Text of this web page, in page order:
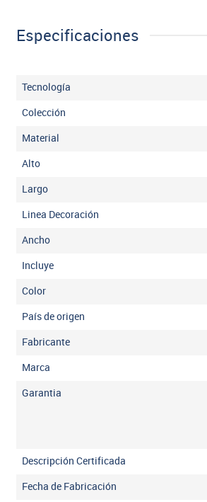
Especificaciones
Tecnología
Colección
Material
Alto
Largo
Linea Decoración
Ancho
Incluye
Color
País de origen
Fabricante
Marca
Garantia
Descripción Certificada
Fecha de Fabricación